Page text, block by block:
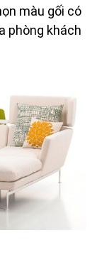
màu gối có
phòng khách